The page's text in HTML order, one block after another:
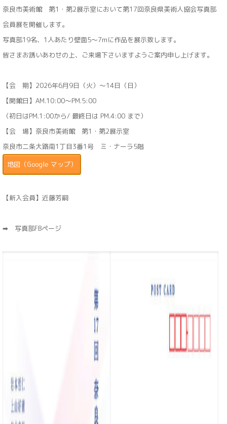
奈良市美術館 第1・第2展示室において第17回奈良県美術人協会写真部
会員展を開催します。
写真部19名、1人あたり壁面5〜7mに作品を展示致します。
皆さまお誘いあわせの上、ご来場下さいますようご案内申し上げます。
【会 期】2026年6月9日（火）〜14日（日）
【開館日】AM.10:00～PM.5:00
（初日はPM.1:00から/ 最終日は PM.4:00 まで）
【会 場】奈良市美術館 第1・第2展示室
奈良市二条大路南1丁目3番1号 ミ・ナーラ5階
地図（Google マップ）
【新入会員】近藤芳嗣
➡ 写真部FBページ